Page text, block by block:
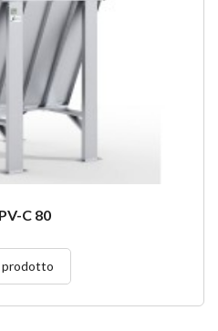
C 80
prodotto